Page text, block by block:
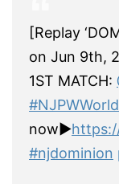
[Replay
on Jun 9th,
1ST MATCH:
#NJPWWorld
now▶︎
#njdominion